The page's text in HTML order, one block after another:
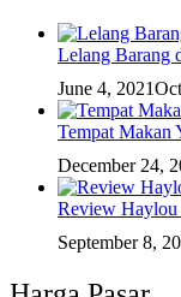
Lelang Barang
June 4, 2021
Tempat Makan
December 24,
Review Haylou
September 8,